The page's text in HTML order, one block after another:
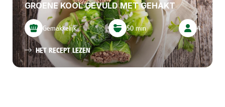
GROENE KOOL GEVULD MET GEHAKT
Gemakkelijk 50 min 4
HET RECEPT LEZEN